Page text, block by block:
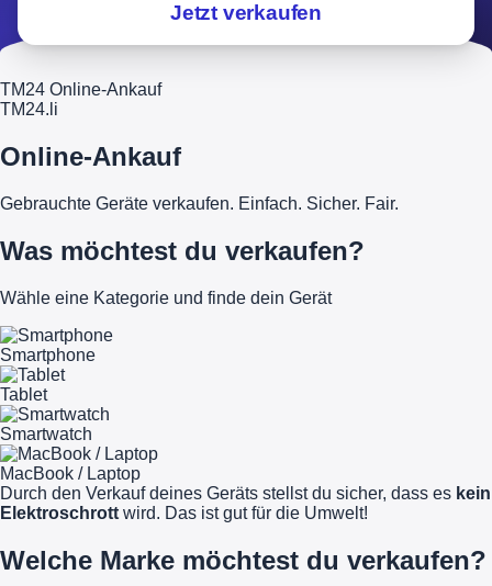
Jetzt verkaufen
TM24 Online-Ankauf
TM24.li
Online-Ankauf
Gebrauchte Geräte verkaufen. Einfach. Sicher. Fair.
Was möchtest du verkaufen?
Wähle eine Kategorie und finde dein Gerät
Smartphone
Tablet
Smartwatch
MacBook / Laptop
Durch den Verkauf deines Geräts stellst du sicher, dass es kein
Elektroschrott wird. Das ist gut für die Umwelt!
Welche Marke möchtest du verkaufen?